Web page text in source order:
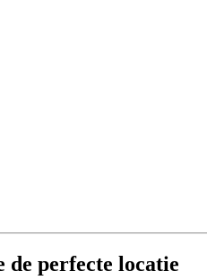
de perfecte locatie